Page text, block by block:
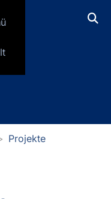
Zentrum für
Projekte